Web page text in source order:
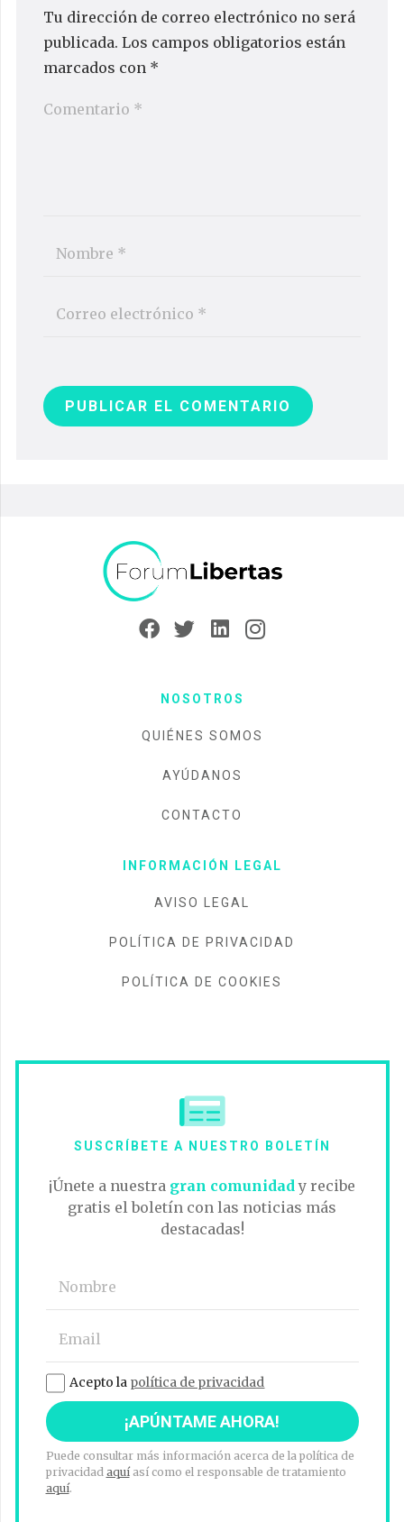
Tu dirección de correo electrónico no será
publicada. Los campos obligatorios están
marcados con *
PUBLICAR EL COMENTARIO
NOSOTROS
QUIÉNES SOMOS
AYÚDANOS
CONTACTO
INFORMACIÓN LEGAL
AVISO LEGAL
POLÍTICA DE PRIVACIDAD
POLÍTICA DE COOKIES
SUSCRÍBETE A NUESTRO BOLETÍN
¡Únete a nuestra gran comunidady recibe
gratis el boletín con las noticias más
destacadas!
Acepto la política de privacidad
Puede consultar más información acerca de la política de
privacidad aquíasí como el responsable de tratamiento
aquí.